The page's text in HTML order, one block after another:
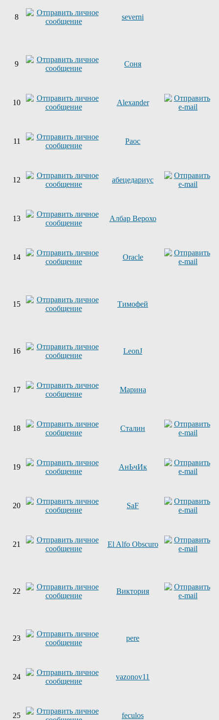
8 severni
9 Соня
10 Alexander
11 Раос
12 абецедариус
13 Албар Верохо
14 Oracle
15 Тимофей
16 LeonJ
17 Марина
18 Сталин
19 АнЬчИк
20 SaF
21 El Alfo Obscuro
22 Виктория
23 pere
24 vazonov11
25 feculos